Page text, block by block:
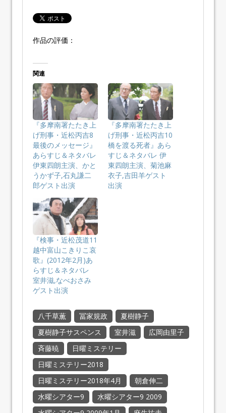
作品の評価：
関連
『多摩南署たたき上
げ刑事・近松丙吉8
最後のメッセージ』
あらすじ＆ネタバレ
伊東四朗主演、かと
うかず子,石丸謙二
郎ゲスト出演
『多摩南署たたき上
げ刑事・近松丙吉10
橋を渡る死者』あら
すじ＆ネタバレ 伊
東四朗主演、菊池麻
衣子,吉田羊ゲスト
出演
『検事・近松茂道11
越中富山こきりこ哀
歌』(2012年2月)あ
らすじ＆ネタバレ
室井滋,なべおさみ
ゲスト出演
八千草薫 冨家規政
夏樹静子
夏樹静子サスペンス
室井滋
広岡由里子
斉藤暁
日曜ミステリー
日曜ミステリー2018
日曜ミステリー2018年4月
朝倉伸二
水曜シアター9
水曜シアター9 2009